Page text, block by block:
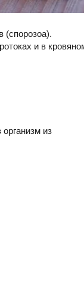
(спорозоа).
и в
из